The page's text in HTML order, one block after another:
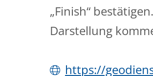
„Finish“
Darstellung
https://